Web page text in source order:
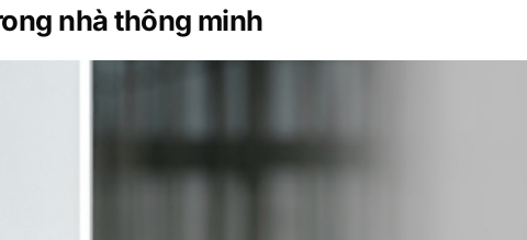
nhà thông minh